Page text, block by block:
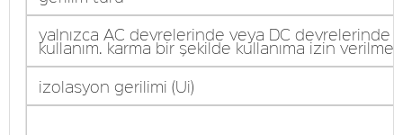
yalnızca AC devrelerinde veya DC devrelerinde
kullanım. karma bir şekilde kullanıma izin verilmez
izolasyon gerilimi (Ui)